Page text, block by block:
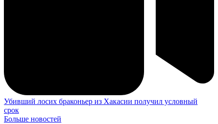
Убивший лосих браконьер из Хакасии получил условный
срок
Больше новостей